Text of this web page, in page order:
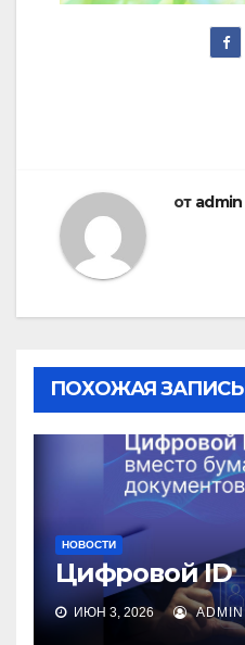
записям
от admin
ПОХОЖАЯ ЗАПИСЬ
НОВОСТИ
Цифровой ID
ИЮН 3, 2026 ADMIN